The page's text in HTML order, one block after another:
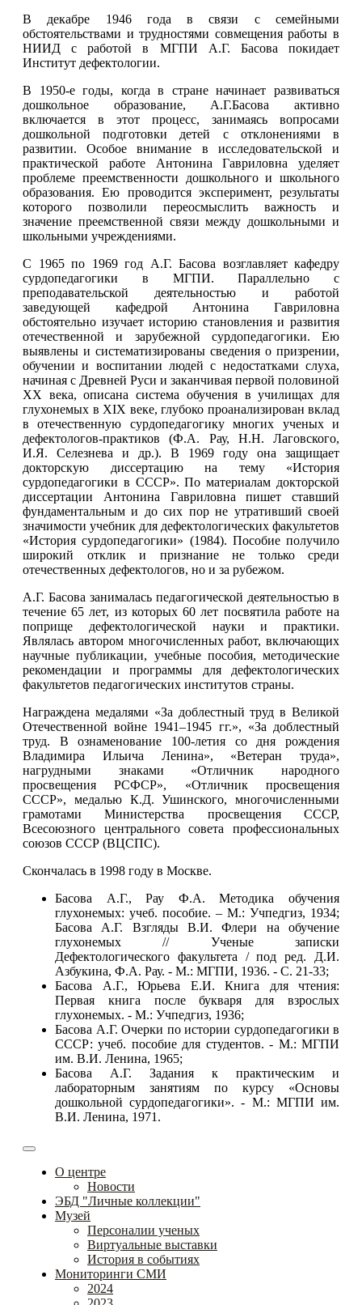
В декабре 1946 года в связи с семейными
обстоятельствами и трудностями совмещения работы в
НИИД с работой в МГПИ А.Г. Басова покидает
Институт дефектологии.
В 1950-е годы, когда в стране начинает развиваться
дошкольное образование, А.Г.Басова активно
включается в этот процесс, занимаясь вопросами
дошкольной подготовки детей с отклонениями в
развитии. Особое внимание в исследовательской и
практической работе Антонина Гавриловна уделяет
проблеме преемственности дошкольного и школьного
образования. Ею проводится эксперимент, результаты
которого позволили переосмыслить важность и
значение преемственной связи между дошкольными и
школьными учреждениями.
С 1965 по 1969 год А.Г. Басова возглавляет кафедру
сурдопедагогики в МГПИ. Параллельно с
преподавательской деятельностью и работой
заведующей кафедрой Антонина Гавриловна
обстоятельно изучает историю становления и развития
отечественной и зарубежной сурдопедагогики. Ею
выявлены и систематизированы сведения о призрении,
обучении и воспитании людей с недостатками слуха,
начиная с Древней Руси и заканчивая первой половиной
XX века, описана система обучения в училищах для
глухонемых в XIX веке, глубоко проанализирован вклад
в отечественную сурдопедагогику многих ученых и
дефектологов-практиков (Ф.А. Рау, Н.Н. Лаговского,
И.Я. Селезнева и др.). В 1969 году она защищает
докторскую диссертацию на тему «История
сурдопедагогики в СССР». По материалам докторской
диссертации Антонина Гавриловна пишет ставший
фундаментальным и до сих пор не утративший своей
значимости учебник для дефектологических факультетов
«История сурдопедагогики» (1984). Пособие получило
широкий отклик и признание не только среди
отечественных дефектологов, но и за рубежом.
А.Г. Басова занималась педагогической деятельностью в
течение 65 лет, из которых 60 лет посвятила работе на
поприще дефектологической науки и практики.
Являлась автором многочисленных работ, включающих
научные публикации, учебные пособия, методические
рекомендации и программы для дефектологических
факультетов педагогических институтов страны.
Награждена медалями «За доблестный труд в Великой
Отечественной войне 1941‒1945 гг.», «За доблестный
труд. В ознаменование 100-летия со дня рождения
Владимира Ильича Ленина», «Ветеран труда»,
нагрудными знаками «Отличник народного
просвещения РСФСР», «Отличник просвещения
СССР», медалью К.Д. Ушинского, многочисленными
грамотами Министерства просвещения СССР,
Всесоюзного центрального совета профессиональных
союзов СССР (ВЦСПС).
Скончалась в 1998 году в Москве.
Басова А.Г., Рау Ф.А. Методика обучения
глухонемых: учеб. пособие. – М.: Учпедгиз, 1934;
Басова А.Г. Взгляды В.И. Флери на обучение
глухонемых // Ученые записки
Дефектологического факультета / под ред. Д.И.
Азбукина, Ф.А. Рау. - М.: МГПИ, 1936. - С. 21-33;
Басова А.Г., Юрьева Е.И. Книга для чтения:
Первая книга после букваря для взрослых
глухонемых. - М.: Учпедгиз, 1936;
Басова А.Г. Очерки по истории сурдопедагогики в
СССР: учеб. пособие для студентов. - М.: МГПИ
им. В.И. Ленина, 1965;
Басова А.Г. Задания к практическим и
лабораторным занятиям по курсу «Основы
дошкольной сурдопедагогики». - М.: МГПИ им.
В.И. Ленина, 1971.
О центре
Новости
ЭБД "Личные коллекции"
Музей
Персоналии ученых
Виртуальные выставки
История в событиях
Мониторинги СМИ
2024